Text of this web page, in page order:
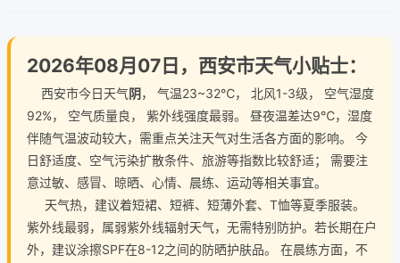
2026年08月07日，西安市天气小贴士：
西安市今日天气阴， 气温23~32℃， 北风1-3级， 空气湿度
92%， 空气质量良， 紫外线强度最弱。 昼夜温差达9℃，湿度
伴随气温波动较大，需重点关注天气对生活各方面的影响。 今
日舒适度、空气污染扩散条件、旅游等指数比较舒适； 需要注
意过敏、感冒、晾晒、心情、晨练、运动等相关事宜。
天气热，建议着短裙、短裤、短薄外套、T恤等夏季服装。
紫外线最弱，属弱紫外线辐射天气，无需特别防护。若长期在户
外，建议涂擦SPF在8-12之间的防晒护肤品。 在晨练方面，不